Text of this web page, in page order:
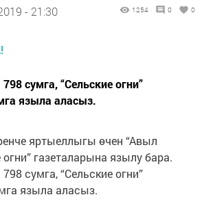
- 21:30 1254 0 0
сумга, “Сельские огни”
языла аласыз.
яртыеллыгы өчен “Авыл
огни” газеталарына язылу бара.
сумга, “Сельские огни”
языла аласыз.